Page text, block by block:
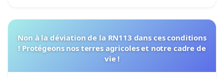
Non à la déviation de la RN113 dans ces conditions
! Protégeons nos terres agricoles et notre cadre de
vie !